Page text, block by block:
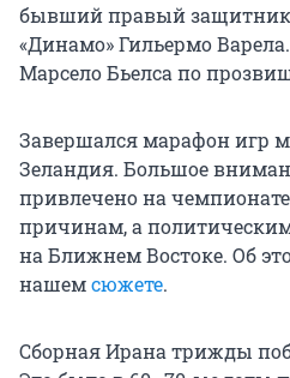
бывший правый защитник
«Динамо» Гильермо
Марсело Бьелса по
Завершался марафон игр
Зеландия. Большое
привлечено на
причинам, а
на Ближнем Востоке. Об
нашемсюжете.
Сборная Ирана трижды